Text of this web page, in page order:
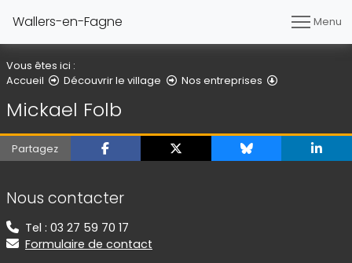
Wallers-en-Fagne Menu
Vous êtes ici :
Accueil
Découvrir le village Nos entreprises
Mickael Folb
Partagez
Informations de contact
Nous contacter
Tel : 03 27 59 70 17
Formulaire de contact